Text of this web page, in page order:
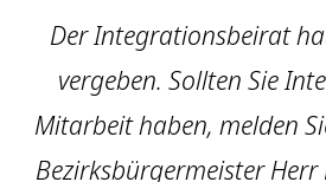
Der Integrationsbeirat
vergeben. Sollten Sie
Mitarbeit haben, melden
Bezirksbürgermeister